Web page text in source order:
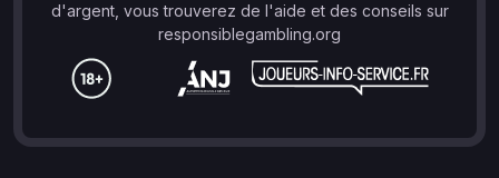
d'argent, vous trouverez de l'aide et des conseils sur
responsiblegambling.org